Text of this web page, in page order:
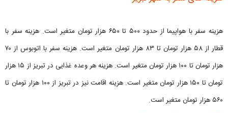
هزینه سفر با هواپیما از حدود ۵۰۰ تا ۶۵۰ هزار تومان متغیر است. هزینه سفر با
قطار از ۵۸ هزار تومان تا ۸۳ هزار تومان متغیر است. هزینه سفر با اتوبوس از ۷۰
هزار تومان تا ۱۰۰ هزار تومان متغیر است. هزینه هر وعده غذایی در تبریز از ۱۵ هزار
تومان تا ۱۵۰ هزار تومان متغیر است. هزینه اقامت نیز در تبریز از ۱۰۰ هزار تومان تا
۵۶۰ هزار تومان متغیر است.